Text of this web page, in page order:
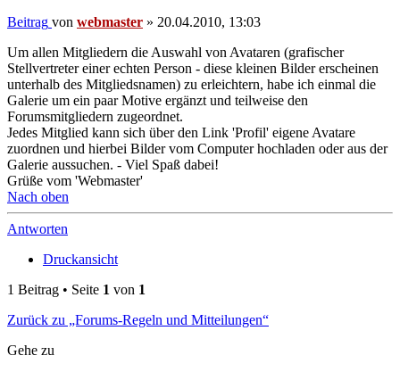
Beitrag von webmaster » 20.04.2010, 13:03
Um allen Mitgliedern die Auswahl von Avataren (grafischer
Stellvertreter einer echten Person - diese kleinen Bilder erscheinen
unterhalb des Mitgliedsnamen) zu erleichtern, habe ich einmal die
Galerie um ein paar Motive ergänzt und teilweise den
Forumsmitgliedern zugeordnet.
Jedes Mitglied kann sich über den Link 'Profil' eigene Avatare
zuordnen und hierbei Bilder vom Computer hochladen oder aus der
Galerie aussuchen. - Viel Spaß dabei!
Grüße vom 'Webmaster'
Nach oben
Antworten
Druckansicht
1 Beitrag • Seite 1 von 1
Zurück zu „Forums-Regeln und Mitteilungen“
Gehe zu